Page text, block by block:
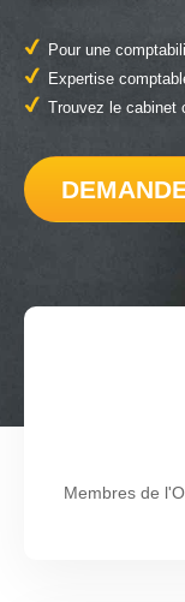
Pour une
Expertise
Trouvez le
Membres de